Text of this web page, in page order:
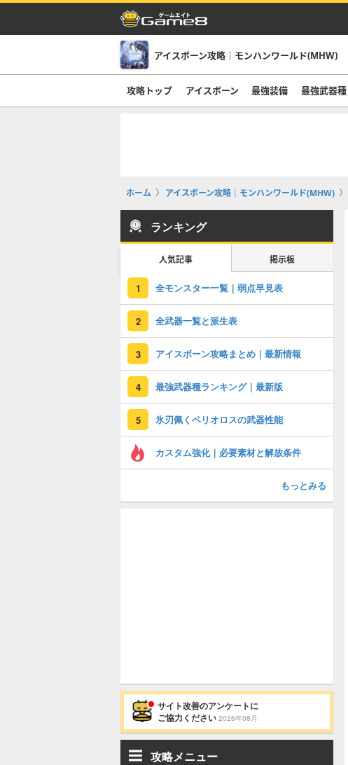
アイスボーン攻略｜モンハンワールド(MHW)
攻略トップ アイスボーン 最強装備 最強武器種
ホーム アイスボーン攻略｜モンハンワールド(MHW)
ランキング
人気記事 掲示板
1 全モンスター一覧｜弱点早見表
2 全武器一覧と派生表
3 アイスボーン攻略まとめ｜最新情報
4 最強武器種ランキング｜最新版
5 氷刃佩くベリオロスの武器性能
カスタム強化｜必要素材と解放条件
もっとみる
サイト改善のアンケートに
ご協力ください 2026年08月
攻略メニュー